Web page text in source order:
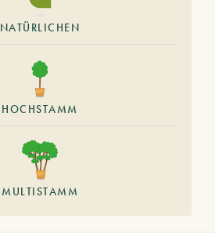
NATÜRLICHEN
HOCHSTAMM
MULTISTAMM